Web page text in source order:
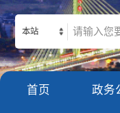
本站
首页 政务